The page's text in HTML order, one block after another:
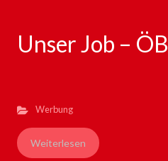
Unser Job –
Werbung
Weiterlesen